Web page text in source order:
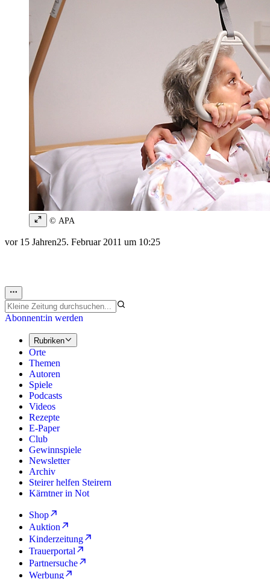
© APA
vor 15 Jahren25. Februar 2011 um 10:25
Abonnent:in werden
Rubriken
Orte
Themen
Autoren
Spiele
Podcasts
Videos
Rezepte
E-Paper
Club
Gewinnspiele
Newsletter
Archiv
Steirer helfen Steirern
Kärntner in Not
Shop
Auktion
Kinderzeitung
Trauerportal
Partnersuche
Werbung